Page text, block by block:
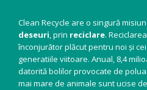
Clean Recycle are o singură
deseuri, prin reciclare.
înconjurător plăcut pentru noi și
generatiile viitoare. Anual, 8,4
datorită bolilor provocate de
mai mare de animale sunt ucise